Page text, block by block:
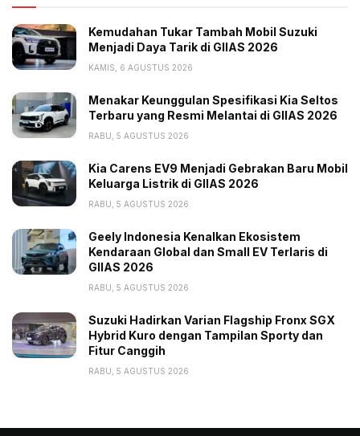
Kemudahan Tukar Tambah Mobil Suzuki
Menjadi Daya Tarik di GIIAS 2026
KAMIS, 6 AGUSTUS 2026
Menakar Keunggulan Spesifikasi Kia Seltos
Terbaru yang Resmi Melantai di GIIAS 2026
RABU, 5 AGUSTUS 2026
Kia Carens EV9 Menjadi Gebrakan Baru Mobil
Keluarga Listrik di GIIAS 2026
RABU, 5 AGUSTUS 2026
Geely Indonesia Kenalkan Ekosistem
Kendaraan Global dan Small EV Terlaris di
GIIAS 2026
RABU, 5 AGUSTUS 2026
Suzuki Hadirkan Varian Flagship Fronx SGX
Hybrid Kuro dengan Tampilan Sporty dan
Fitur Canggih
RABU, 5 AGUSTUS 2026